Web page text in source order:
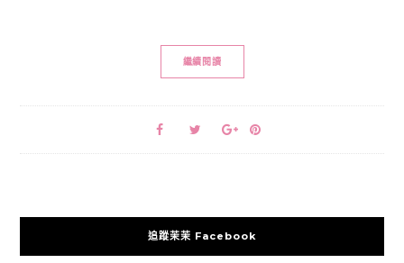
繼續閱讀
追蹤茉茉 Facebook